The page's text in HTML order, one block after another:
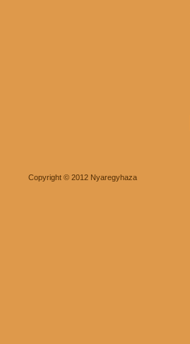
Copyright © 2012 Nyaregyhaza